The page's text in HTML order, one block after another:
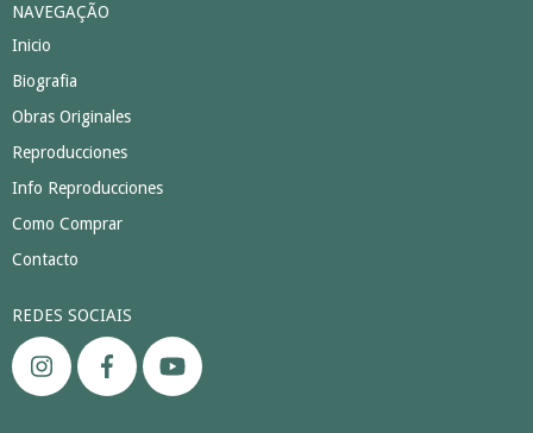
NAVEGAÇÃO
Inicio
Biografia
Obras Originales
Reproducciones
Info Reproducciones
Como Comprar
Contacto
REDES SOCIAIS